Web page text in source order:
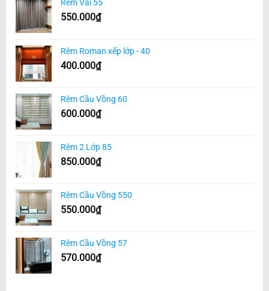
Rèm Vải 55
550.000₫
Rèm Roman xếp lớp - 40
400.000₫
Rèm Cầu Vồng 60
600.000₫
Rèm 2 Lớp 85
850.000₫
Rèm Cầu Vồng 550
550.000₫
Rèm Cầu Vồng 57
570.000₫